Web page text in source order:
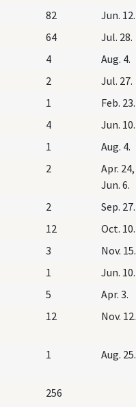
82 Jun. 12.
64 Jul. 28.
4 Aug. 4.
2 Jul. 27.
1 Feb. 23.
4 Jun. 10.
1 Aug. 4.
2
Apr. 24,
Jun. 6.
2 Sep. 27.
12 Oct. 10.
3 Nov. 15.
1
Jun. 10.
5 Apr. 3.
12 Nov. 12.
1 Aug. 25.
256